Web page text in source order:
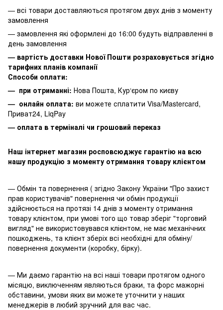
— всі товари доставляються протягом двух днів з моменту
замовлення
— замовлення які оформлені до 16:00 будуть відправленні в
день замовлення
— вартість доставки Нової Пошти розраховується згідно
тарифних планів компанії
Способи оплати:
— при отриманні: Нова Пошта, Кур‘єром по києву
— онлайн оплата: ви можете сплатити Visa/Mastercard,
Приват24, LiqPay
— оплата в терміналі чи грошовий переказ
Наш інтернет магазин росповсюджує гарантію на всю
нашу продукцію з моменту отримання товару клієнтом
— Обмін та повернення ( згідно Закону України "Про захист
прав користувачів" повернення чи обмін продукції
здійснюється на протязі 14 днів з моменту отримання
товару клієнтом, при умові того що товар зберіг "торговий
вигляд" не використовувався клієнтом, не має механічних
пошкоджень, та клієнт зберіх всі необхідні для обміну/
повернення документи (коробку, бірку).
— Ми даємо гарантію на всі наші товари протягом одного
місяцю, виключенням являються браки, та форс мажорні
обставини, умови яких ви можете уточнити у наших
менеджерів в любий зручний для вас час.